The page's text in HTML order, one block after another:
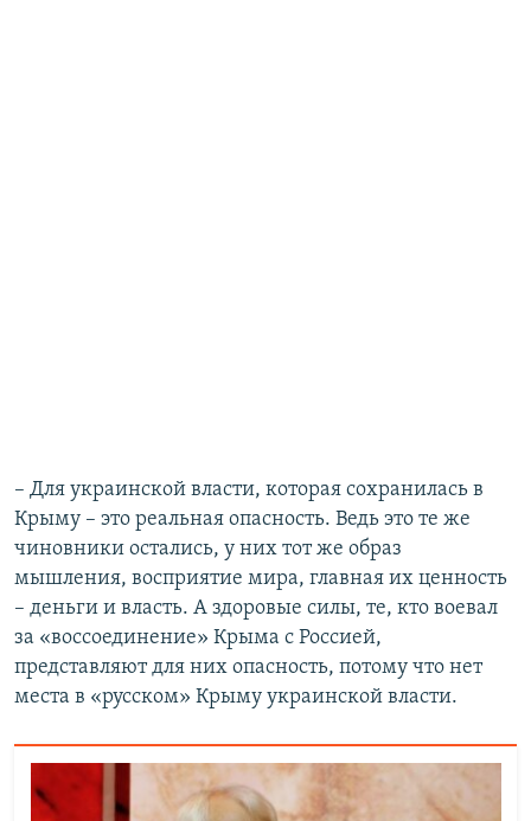
– Для украинской власти, которая сохранилась в
Крыму – это реальная опасность. Ведь это те же
чиновники остались, у них тот же образ
мышления, восприятие мира, главная их ценность
– деньги и власть. А здоровые силы, те, кто воевал
за «воссоединение» Крыма с Россией,
представляют для них опасность, потому что нет
места в «русском» Крыму украинской власти.